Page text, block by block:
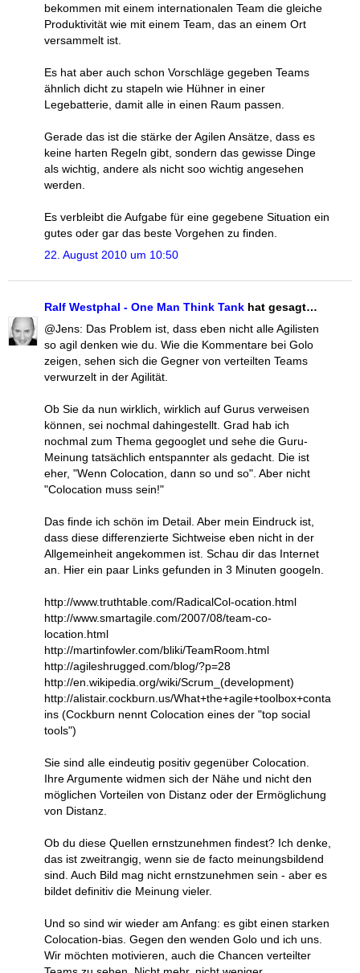
bekommen mit einem internationalen Team die gleiche
Produktivität wie mit einem Team, das an einem Ort
versammelt ist.
Es hat aber auch schon Vorschläge gegeben Teams
ähnlich dicht zu stapeln wie Hühner in einer
Legebatterie, damit alle in einen Raum passen.
Gerade das ist die stärke der Agilen Ansätze, dass es
keine harten Regeln gibt, sondern das gewisse Dinge
als wichtig, andere als nicht soo wichtig angesehen
werden.
Es verbleibt die Aufgabe für eine gegebene Situation ein
gutes oder gar das beste Vorgehen zu finden.
22. August 2010 um 10:50
Ralf Westphal - One Man Think Tank hat gesagt…
@Jens: Das Problem ist, dass eben nicht alle Agilisten
so agil denken wie du. Wie die Kommentare bei Golo
zeigen, sehen sich die Gegner von verteilten Teams
verwurzelt in der Agilität.
Ob Sie da nun wirklich, wirklich auf Gurus verweisen
können, sei nochmal dahingestellt. Grad hab ich
nochmal zum Thema gegooglet und sehe die Guru-
Meinung tatsächlich entspannter als gedacht. Die ist
eher, "Wenn Colocation, dann so und so". Aber nicht
"Colocation muss sein!"
Das finde ich schön im Detail. Aber mein Eindruck ist,
dass diese differenzierte Sichtweise eben nicht in der
Allgemeinheit angekommen ist. Schau dir das Internet
an. Hier ein paar Links gefunden in 3 Minuten googeln.
http://www.truthtable.com/RadicalCol-ocation.html
http://www.smartagile.com/2007/08/team-co-
location.html
http://martinfowler.com/bliki/TeamRoom.html
http://agileshrugged.com/blog/?p=28
http://en.wikipedia.org/wiki/Scrum_(development)
http://alistair.cockburn.us/What+the+agile+toolbox+conta
ins (Cockburn nennt Colocation eines der "top social
tools")
Sie sind alle eindeutig positiv gegenüber Colocation.
Ihre Argumente widmen sich der Nähe und nicht den
möglichen Vorteilen von Distanz oder der Ermöglichung
von Distanz.
Ob du diese Quellen ernstzunehmen findest? Ich denke,
das ist zweitrangig, wenn sie de facto meinungsbildend
sind. Auch Bild mag nicht ernstzunehmen sein - aber es
bildet definitiv die Meinung vieler.
Und so sind wir wieder am Anfang: es gibt einen starken
Colocation-bias. Gegen den wenden Golo und ich uns.
Wir möchten motivieren, auch die Chancen verteilter